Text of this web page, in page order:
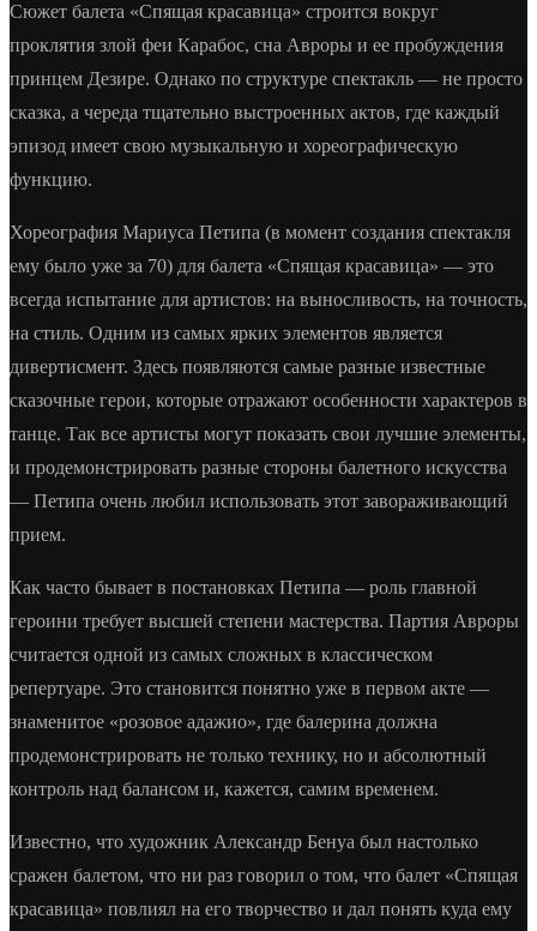
Сюжет балета «Спящая красавица» строится вокруг
проклятия злой феи Карабос, сна Авроры и ее пробуждения
принцем Дезире. Однако по структуре спектакль — не просто
сказка, а череда тщательно выстроенных актов, где каждый
эпизод имеет свою музыкальную и хореографическую
функцию.
Хореография Мариуса Петипа (в момент создания спектакля
ему было уже за 70) для балета «Спящая красавица» — это
всегда испытание для артистов: на выносливость, на точность,
на стиль. Одним из самых ярких элементов является
дивертисмент. Здесь появляются самые разные известные
сказочные герои, которые отражают особенности характеров в
танце. Так все артисты могут показать свои лучшие элементы,
и продемонстрировать разные стороны балетного искусства
— Петипа очень любил использовать этот завораживающий
прием.
Как часто бывает в постановках Петипа — роль главной
героини требует высшей степени мастерства. Партия Авроры
считается одной из самых сложных в классическом
репертуаре. Это становится понятно уже в первом акте —
знаменитое «розовое адажио», где балерина должна
продемонстрировать не только технику, но и абсолютный
контроль над балансом и, кажется, самим временем.
Известно, что художник Александр Бенуа был настолько
сражен балетом, что ни раз говорил о том, что балет «Спящая
красавица» повлиял на его творчество и дал понять куда ему